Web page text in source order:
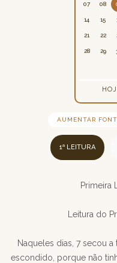
07 08
14 15
21 22
28 29
AUMENTAR
1ª LEITURA
Primeira
Leitura do
Naqueles dias, 7 secou
escondido, porque não